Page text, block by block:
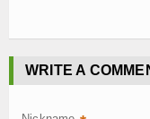
WRITE A